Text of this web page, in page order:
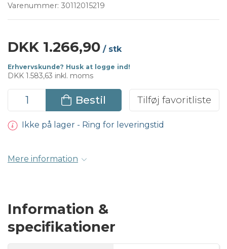
Varenummer: 30112015219
DKK 1.266,90 / stk
Erhvervskunde? Husk at logge ind!
DKK 1.583,63 inkl. moms
Bestil Tilføj favoritliste
Ikke på lager - Ring for leveringstid
Mere information
Information &
specifikationer